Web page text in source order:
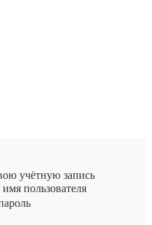
учётную запись
пользователя